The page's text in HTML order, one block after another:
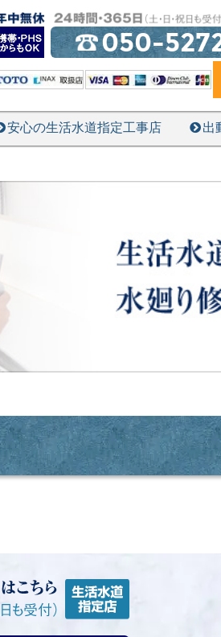
050-
安心の生活水道指定工事店 出